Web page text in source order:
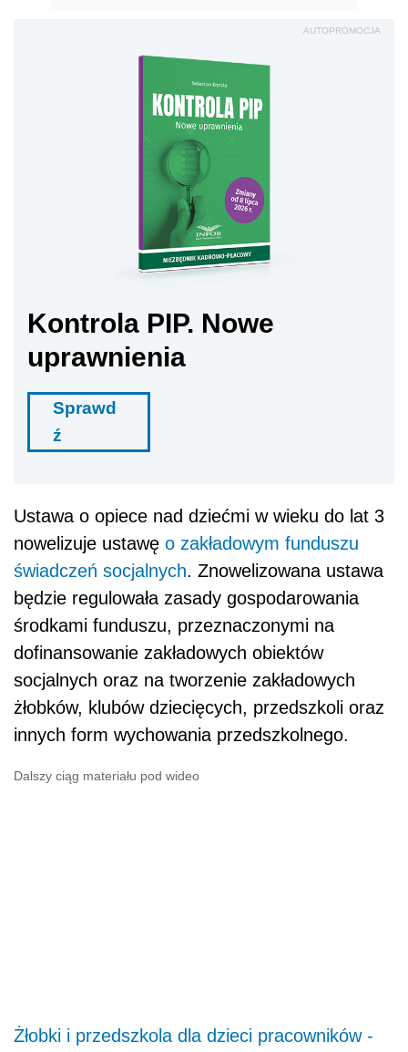
AUTOPROMOCJA
Kontrola PIP. Nowe
uprawnienia
Sprawd
ź
Ustawa o opiece nad dziećmi w wieku do lat 3
nowelizuje ustawę o zakładowym funduszu
świadczeń socjalnych. Znowelizowana ustawa
będzie regulowała zasady gospodarowania
środkami funduszu, przeznaczonymi na
dofinansowanie zakładowych obiektów
socjalnych oraz na tworzenie zakładowych
żłobków, klubów dziecięcych, przedszkoli oraz
innych form wychowania przedszkolnego.
Dalszy ciąg materiału pod wideo
Żłobki i przedszkola dla dzieci pracowników -